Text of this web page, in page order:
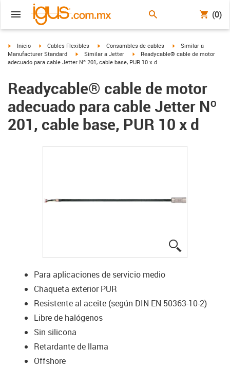
(0)
igus-icon-arrow-right
Inicio igus-icon-arrow-right
Cables Flexibles igus-icon-arrow-right
Consambles de cables igus-icon-arrow-right
Similar a
Manufacturer Standard
igus-icon-arrow-right
Similar a Jetter igus-icon-arrow-right
Readycable® cable de motor
adecuado para cable Jetter Nº 201, cable base, PUR 10 x d
Readycable® cable de motor
adecuado para cable Jetter Nº
201, cable base, PUR 10 x d
Para aplicaciones de servicio medio
Chaqueta exterior PUR
Resistente al aceite (según DIN EN 50363-10-2)
Libre de halógenos
Sin silicona
Retardante de llama
Offshore